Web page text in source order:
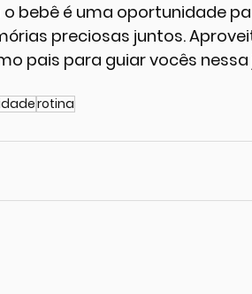
bebê é uma oportunidade
preciosas juntos.
pais para guiar vocês
rotina